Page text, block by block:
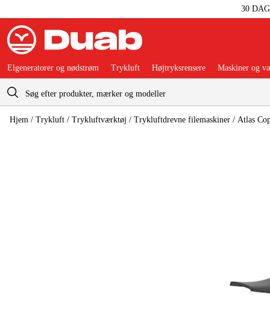
30
Indkøbskurv
Elgeneratorer og nødstrøm Trykluft Højtryksrensere Maskiner og
Hjem / Trykluft / Trykluftværktøj / Trykluftdrevne filemaskiner / Atlas